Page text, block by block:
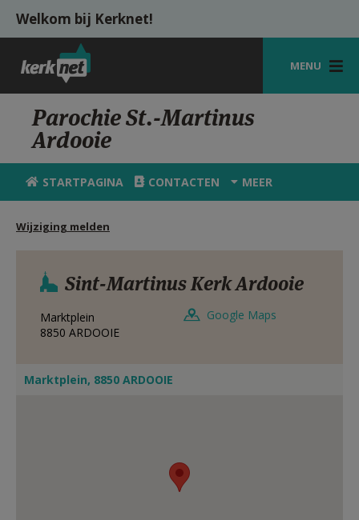
Overslaan en naar de inhoud gaan
Welkom bij Kerknet!
MENU
STARTPAGINA
KERK
VIERINGEN
HULP
MIJN PAROCHIE
AANMELDEN OF REGISTREREN
Parochie St.-Martinus
Ardooie
STARTPAGINA CONTACTEN MEER
Wijziging melden
Sint-Martinus Kerk Ardooie
Marktplein
8850 ARDOOIE
Google Maps
Marktplein, 8850 ARDOOIE